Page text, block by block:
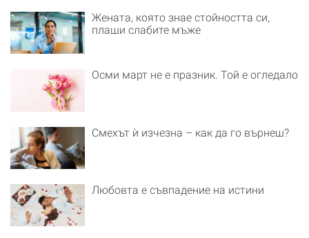
Жената, която знае стойността си,
плаши слабите мъже
Осми март не е празник. Той е огледало
Смехът ѝ изчезна – как да го върнеш?
Любовта е съвпадение на истини